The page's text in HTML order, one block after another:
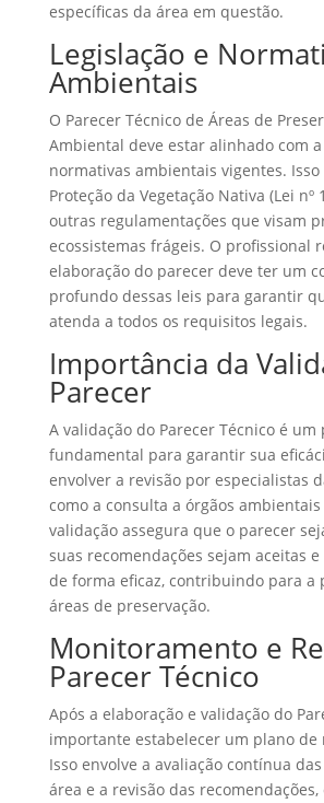
específicas da área em questão.
Legislação e
Ambientais
O Parecer Técnico de Áreas de
Ambiental deve estar alinhado com
normativas ambientais vigentes.
Proteção da Vegetação Nativa (Lei nº
outras regulamentações que visam
ecossistemas frágeis. O profissional
elaboração do parecer deve ter um
profundo dessas leis para garantir
atenda a todos os requisitos legais.
Importância da
Parecer
A validação do Parecer Técnico é um
fundamental para garantir sua
envolver a revisão por especialistas
como a consulta a órgãos
validação assegura que o parecer
suas recomendações sejam aceitas
de forma eficaz, contribuindo para a
áreas de preservação.
Monitoramento e
Parecer Técnico
Após a elaboração e validação do
importante estabelecer um plano de
Isso envolve a avaliação contínua
área e a revisão das recomendações,